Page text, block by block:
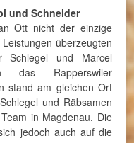
und Schneider
Ott nicht der einzige
überzeugten
Schlegel und Marcel
das Rapperswiler
stand am gleichen Ort
und Räbsamen
in Magdenau. Die
jedoch auch auf die